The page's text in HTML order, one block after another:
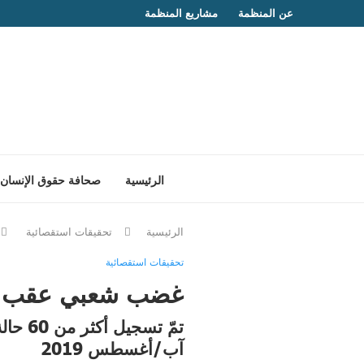
عن المنظمة مشاريع المنظمة
الرئيسية صحافة حقوق الإنسان
الرئيسية تحقيقات استقصائية
تحقيقات استقصائية
غضب شعبي عقب
تمّ
آب/أغسطس 2019